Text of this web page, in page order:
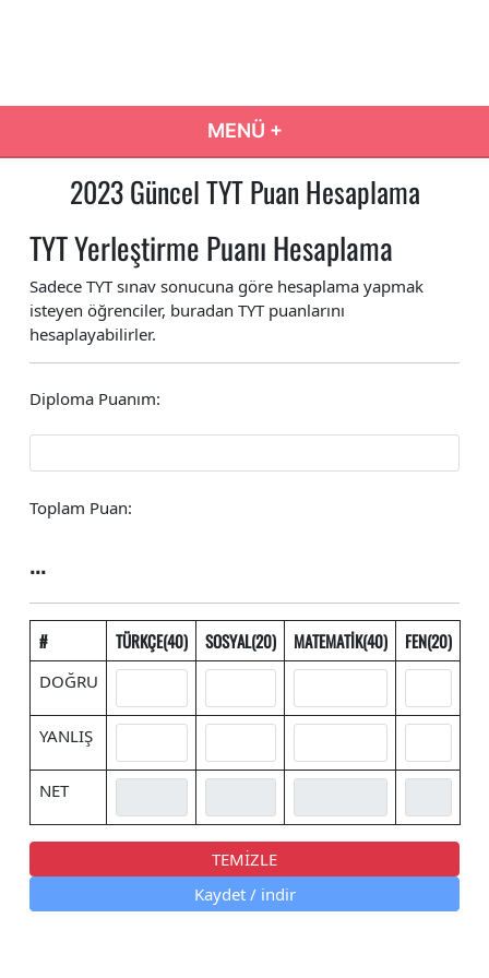
MENÜ +
2023 Güncel TYT Puan Hesaplama
TYT Yerleştirme Puanı Hesaplama
Sadece TYT sınav sonucuna göre hesaplama yapmak
isteyen öğrenciler, buradan TYT puanlarını
hesaplayabilirler.
Diploma Puanım:
Toplam Puan:
...
# TÜRKÇE(40) SOSYAL(20) MATEMATİK(40) FEN(20)
DOĞRU
YANLIŞ
NET
TEMİZLE
Kaydet / indir